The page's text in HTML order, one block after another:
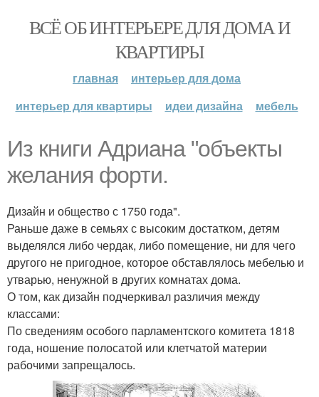
ВСЁ ОБ ИНТЕРЬЕРЕ ДЛЯ ДОМА И
КВАРТИРЫ
главная
интерьер для дома
интерьер для квартиры
идеи дизайна мебель
Из книги Адриана "объекты
желания форти.
Дизайн и общество с 1750 года".
Раньше даже в семьях с высоким достатком, детям
выделялся либо чердак, либо помещение, ни для чего
другого не пригодное, которое обставлялось мебелью и
утварью, ненужной в других комнатах дома.
О том, как дизайн подчеркивал различия между
классами:
По сведениям особого парламентского комитета 1818
года, ношение полосатой или клетчатой материи
рабочими запрещалось.